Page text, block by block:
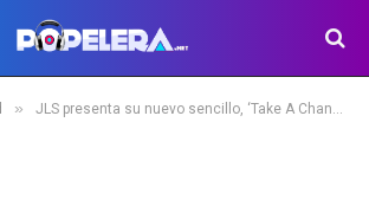
» JLS presenta su nuevo sencillo, ‘Take A Chance On Me’